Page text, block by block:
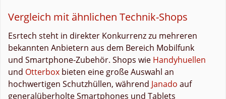
Vergleich mit ähnlichen Technik-Shops
Esrtech steht in direkter Konkurrenz zu mehreren
bekannten Anbietern aus dem Bereich Mobilfunk
und Smartphone-Zubehör. Shops wie Handyhuellen
und Otterbox bieten eine große Auswahl an
hochwertigen Schutzhüllen, während Janado auf
generalüberholte Smartphones und Tablets